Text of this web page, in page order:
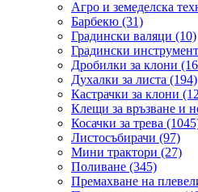
Агро и земеделска
Барбекю (31)
Градински валяци (10)
Градински
Дробилки за клони
Духалки за листа (194)
Кастрачки за клони
Клещи за връзване и
Косачки за трева
Листосъбирачи (97)
Мини трактори (27)
Поливане (345)
Премахване на